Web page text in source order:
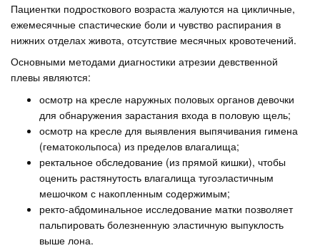
Пациентки подросткового возраста жалуются на цикличные,
ежемесячные спастические боли и чувство распирания в
нижних отделах живота, отсутствие месячных кровотечений.
Основными методами диагностики атрезии девственной
плевы являются:
осмотр на кресле наружных половых органов девочки
для обнаружения зарастания входа в половую щель;
осмотр на кресле для выявления выпячивания гимена
(гематокольпоса) из пределов влагалища;
ректальное обследование (из прямой кишки), чтобы
оценить растянутость влагалища тугоэластичным
мешочком с накопленным содержимым;
ректо-абдоминальное исследование матки позволяет
пальпировать болезненную эластичную выпуклость
выше лона.